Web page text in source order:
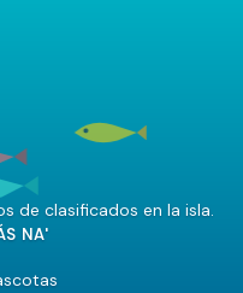
de clasificados en la isla.
NA'